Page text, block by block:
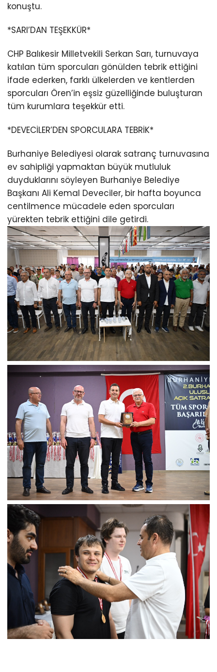
konuştu.
*SARI’DAN TEŞEKKÜR*
CHP Balıkesir Milletvekili Serkan Sarı, turnuvaya
katılan tüm sporcuları gönülden tebrik ettiğini
ifade ederken, farklı ülkelerden ve kentlerden
sporcuları Ören’in eşsiz güzelliğinde buluşturan
tüm kurumlara teşekkür etti.
*DEVECİLER’DEN SPORCULARA TEBRİK*
Burhaniye Belediyesi olarak satranç turnuvasına
ev sahipliği yapmaktan büyük mutluluk
duyduklarını söyleyen Burhaniye Belediye
Başkanı Ali Kemal Deveciler, bir hafta boyunca
centilmence mücadele eden sporcuları
yürekten tebrik ettiğini dile getirdi.